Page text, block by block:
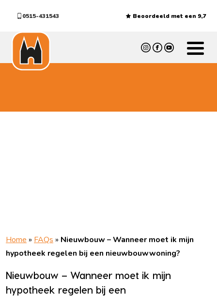
0515-431543 Beoordeeld met een 9,7
Home » FAQs » Nieuwbouw – Wanneer moet ik mijn
hypotheek regelen bij een nieuwbouwwoning?
Nieuwbouw – Wanneer moet ik mijn
hypotheek regelen bij een